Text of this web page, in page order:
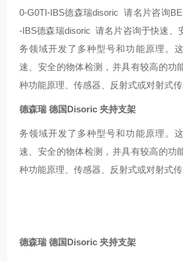
0-G0TI-IBS德森瑞disoric 请名片咨询
-IBS德森瑞disoric 请名片咨询于快速、
务领域开发了多种型号和功能原理。
速、安全的物体检测，并具有较高的功
种功能原理、传感器、反射式或对射式传
德森瑞 德国Disoric 夹持支架
务领域开发了多种型号和功能原理。
速、安全的物体检测，并具有较高的功
种功能原理、传感器、反射式或对射式传
德森瑞 德国Disoric 夹持支架